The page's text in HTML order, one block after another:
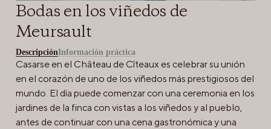
Bodas en los viñedos de
Meursault
DescripciónInformación práctica
Casarse en el Château de Cîteaux es celebrar su unión
en el corazón de uno de los viñedos más prestigiosos del
mundo. El día puede comenzar con una ceremonia en los
jardines de la finca con vistas a los viñedos y al pueblo,
antes de continuar con una cena gastronómica y una